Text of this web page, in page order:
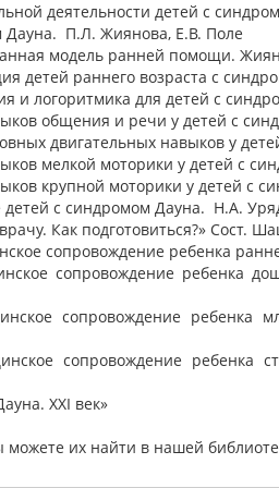
деятельности детей с
П.Л. Жиянова, Е.В. Поле
модель ранней помощи.
детей раннего возраста с
и логоритмика для детей с
общения и речи у детей с
двигательных навыков у
мелкой моторики у детей с
крупной моторики у детей с
детей с синдромом Дауна. Н.А.
Как подготовиться?» Сост.
сопровождение ребенка
сопровождение ребенка
сопровождение ребенка
сопровождение ребенка
XXI век»
можете их найти в нашей